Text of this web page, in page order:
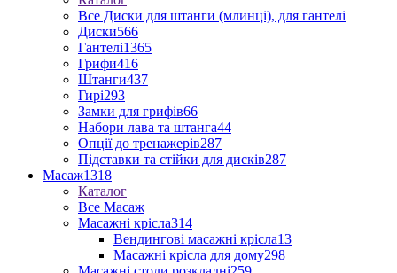
Все Диски для штанги (млинці), для гантелі
Диски566
Гантелі1365
Грифи416
Штанги437
Гирі293
Замки для грифів66
Набори лава та штанга44
Опції до тренажерів287
Підставки та стійки для дисків287
Масаж1318
Каталог
Все Масаж
Масажні крісла314
Вендингові масажні крісла13
Масажні крісла для дому298